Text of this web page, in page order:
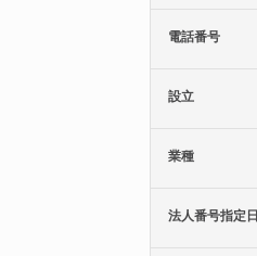
電話番号
設立
業種
法人番号指定日